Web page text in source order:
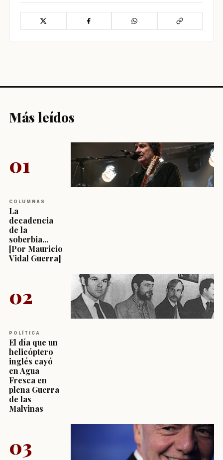
Más leídos
01
COLUMNAS
La
decadencia
de la
soberbia...
[Por Mauricio
Vidal Guerra]
02
POLÍTICA
El día que un
helicóptero
inglés cayó
en Agua
Fresca en
plena Guerra
de las
Malvinas
03